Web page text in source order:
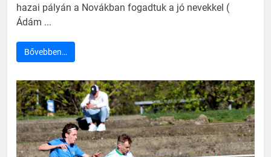
hazai pályán a Novákban fogadtuk a jó nevekkel (
Ádám ...
Bővebben…